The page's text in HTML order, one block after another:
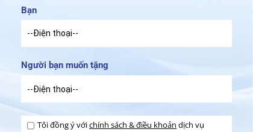
.Tôi đồng ý vớichính sách & điều khoản dịch vụ
Bạn
Người bạn muốn tặng